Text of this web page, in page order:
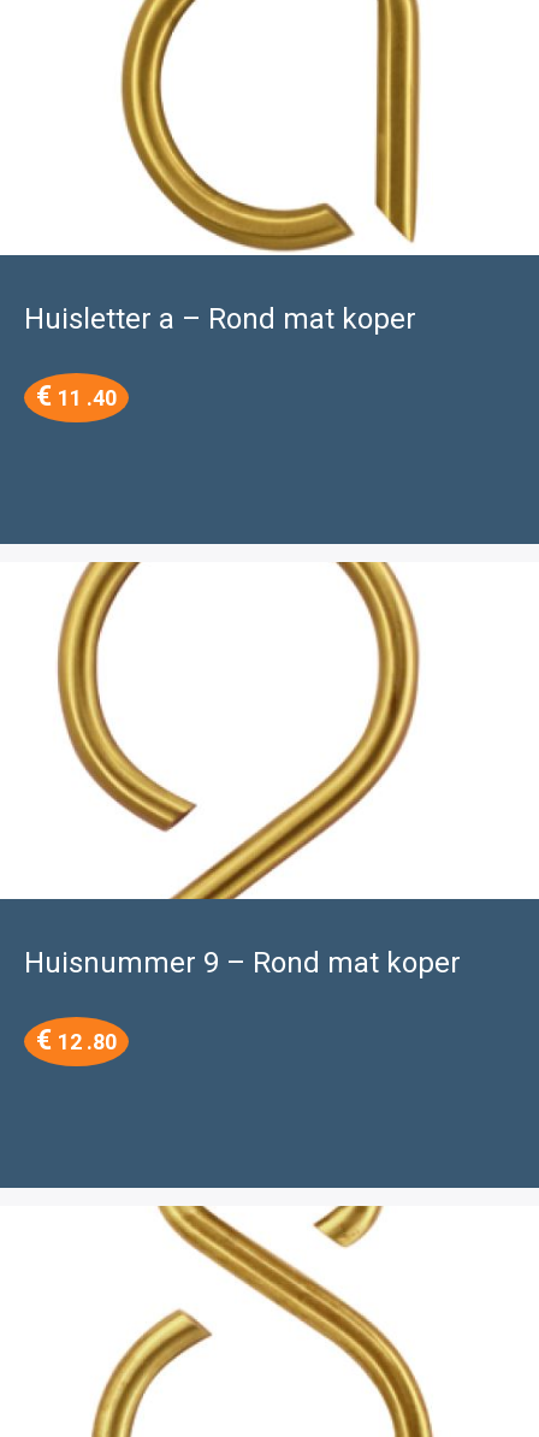
Huisletter a – Rond mat koper
€ 11 .40
Huisnummer 9 – Rond mat koper
€ 12 .80